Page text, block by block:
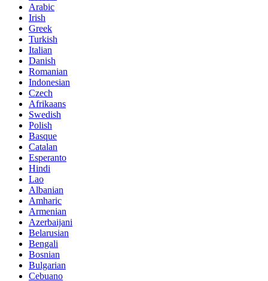
Arabic
Irish
Greek
Turkish
Italian
Danish
Romanian
Indonesian
Czech
Afrikaans
Swedish
Polish
Basque
Catalan
Esperanto
Hindi
Lao
Albanian
Amharic
Armenian
Azerbaijani
Belarusian
Bengali
Bosnian
Bulgarian
Cebuano